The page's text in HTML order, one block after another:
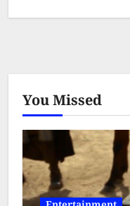
สี เสียง ผสา
ผ่าน 10 จุด
สันกำแพง
เชียงใหม่
กรกฎาคม
You Missed